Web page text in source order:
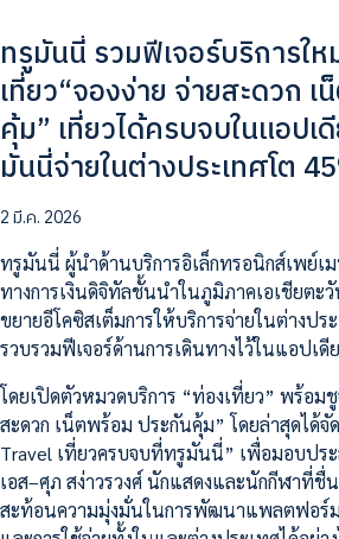
ทรูมันนี่ รวมฟีเจอร์บริการให
เที่ยว“จองง่าย จ่ายสะดวก
คุ้ม” เที่ยวได้ครบจบในแอปเ
มันนี่จ่ายในต่างประเทศโต
2 มี.ค. 2026
ทรูมันนี่ ผู้นำด้านบริการอิเล็กทรอนิกส์เพย์เ
ทางการเงินดิจิทัลชั้นนำในภูมิภาคเอเชียตะ
ขยายอีโคซิสเต็มการให้บริการจ่ายในต่างป
รวบรวมฟีเจอร์ด้านการเดินทางไว้ในแอปเดี
โดยเปิดตัวหมวดบริการ “ท่องเที่ยว” พร้อม
สะดวก เน็ตพร้อม ประกันคุ้ม” โดยล่าสุดได้จั
Travel เที่ยวครบจบที่ทรูมันนี่” เพื่อมอบปร
เอส–ศุภ สง่าวรวงศ์ นักแสดงและนักกีฬาที่ชื่
สะท้อนความมุ่งมั่นในการพัฒนาแพลตฟอร์